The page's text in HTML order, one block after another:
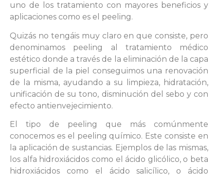
uno de los tratamiento con mayores beneficios y
aplicaciones como es el peeling.
Quizás no tengáis muy claro en que consiste, pero
denominamos peeling al tratamiento médico
estético donde a través de la eliminación de la capa
superficial de la piel conseguimos una renovación
de la misma, ayudando a su limpieza, hidratación,
unificación de su tono, disminución del sebo y con
efecto antienvejecimiento.
El tipo de peeling que más comúnmente
conocemos es el peeling químico. Este consiste en
la aplicación de sustancias. Ejemplos de las mismas,
los alfa hidroxiácidos como el ácido glicólico, o beta
hidroxiácidos como el ácido salicílico, o ácido